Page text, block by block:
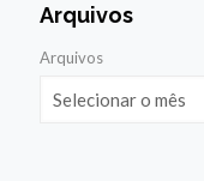
Arquivos
Arquivos